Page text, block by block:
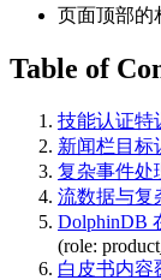
页面顶部的
Table of
技能认证特
新闻栏目标
复杂事件处
流数据与复
DolphinDB
(role:
白皮书内容